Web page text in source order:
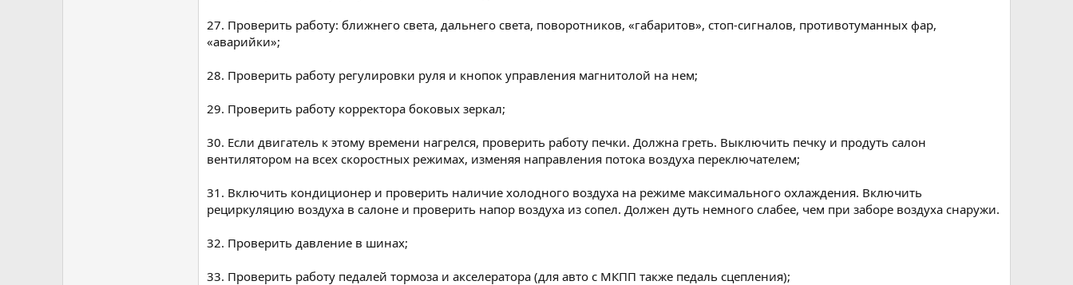
27. Проверить работу: ближнего света, дальнего света, поворотников, «габаритов», стоп-сигналов, противотуманных фар,
«аварийки»;
28. Проверить работу регулировки руля и кнопок управления магнитолой на нем;
29. Проверить работу корректора боковых зеркал;
30. Если двигатель к этому времени нагрелся, проверить работу печки. Должна греть. Выключить печку и продуть салон
вентилятором на всех скоростных режимах, изменяя направления потока воздуха переключателем;
31. Включить кондиционер и проверить наличие холодного воздуха на режиме максимального охлаждения. Включить
рециркуляцию воздуха в салоне и проверить напор воздуха из сопел. Должен дуть немного слабее, чем при заборе воздуха снаружи.
32. Проверить давление в шинах;
33. Проверить работу педалей тормоза и акселератора (для авто с МКПП также педаль сцепления);